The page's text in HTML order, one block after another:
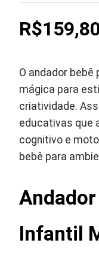
O andador
mágica para
criatividade.
educativas que
cognitivo e
bebê para
Infantil